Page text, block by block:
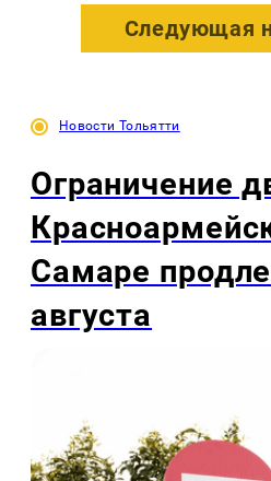
Следующая
Новости Тольятти
Ограничение
Самаре
августа